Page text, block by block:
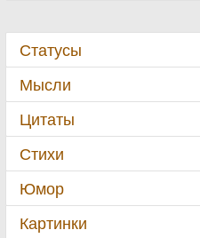
Статусы
Мысли
Цитаты
Стихи
Юмор
Картинки